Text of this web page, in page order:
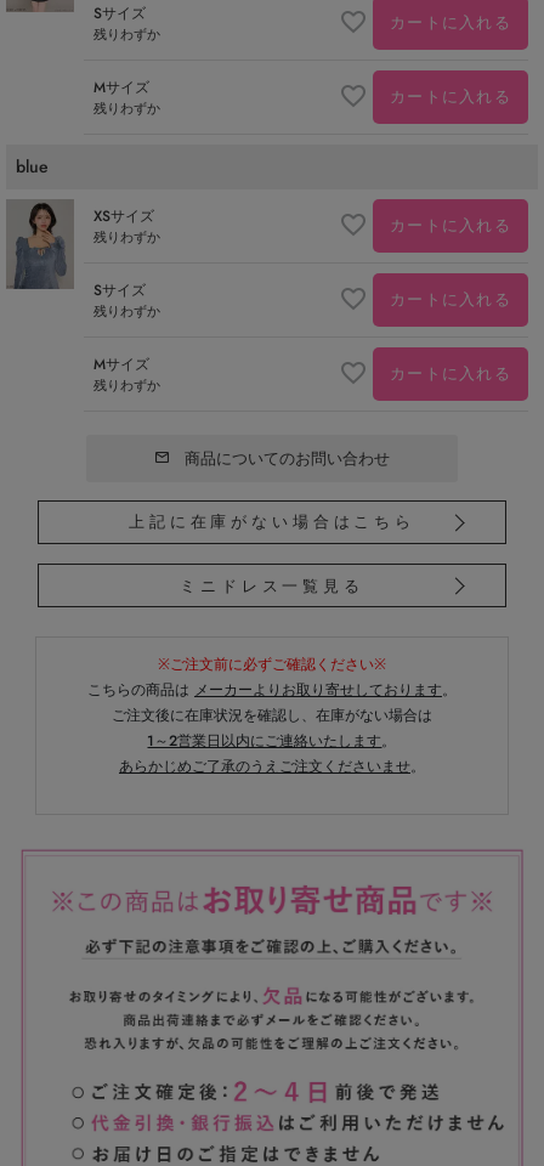
Sサイズ
残りわずか カートに入れる
Mサイズ
残りわずか カートに入れる
blue
XSサイズ
残りわずか カートに入れる
Sサイズ
残りわずか カートに入れる
Mサイズ
残りわずか カートに入れる
商品についてのお問い合わせ
上記に在庫がない場合はこちら
ミニドレス一覧見る
※ご注文前に必ずご確認ください※
こちらの商品は メーカーよりお取り寄せしております。
ご注文後に在庫状況を確認し、在庫がない場合は
1～2営業日以内にご連絡いたします。
あらかじめご了承のうえご注文くださいませ。